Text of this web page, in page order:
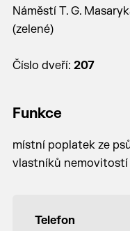
Náměstí T. G.
(zelené)
Číslo dveří: 207
Funkce
místní poplatek ze
vlastníků nemovitostí
Telefon